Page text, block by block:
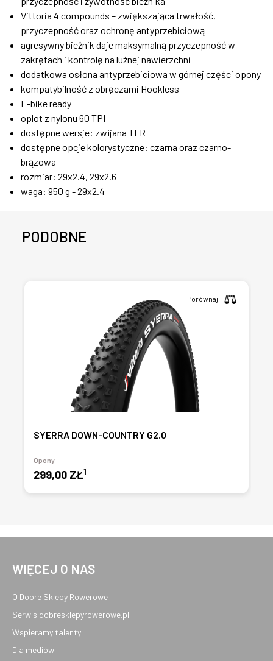
Vittoria 4 compounds – zwiększająca trwałość,
przyczepność oraz ochronę antyprzebiciową
agresywny bieżnik daje maksymalną przyczepność w
zakrętach i kontrolę na luźnej nawierzchni
dodatkowa osłona antyprzebiciowa w górnej części opony
kompatybilność z obręczami Hookless
E-bike ready
oplot z nylonu 60 TPI
dostępne wersje: zwijana TLR
dostępne opcje kolorystyczne: czarna oraz czarno-
brązowa
rozmiar: 29x2.4, 29x2.6
waga: 950 g - 29x2.4
PODOBNE
SYERRA DOWN-COUNTRY G2.0
Opony
299,00 ZŁ1
Porównaj
WIĘCEJ O NAS
O Dobre Sklepy Rowerowe
Serwis dobresklepyrowerowe.pl
Wspieramy talenty
Dla mediów